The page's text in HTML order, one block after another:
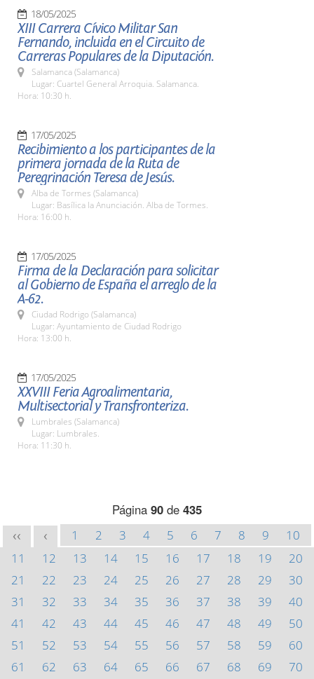
18/05/2025
XIII Carrera Cívico Militar San
Fernando, incluida en el Circuito de
Carreras Populares de la Diputación.
Salamanca (Salamanca)
Lugar: Cuartel General Arroquia. Salamanca.
Hora: 10:30 h.
17/05/2025
Recibimiento a los participantes de la
primera jornada de la Ruta de
Peregrinación Teresa de Jesús.
Alba de Tormes (Salamanca)
Lugar: Basílica la Anunciación. Alba de Tormes.
Hora: 16:00 h.
17/05/2025
Firma de la Declaración para solicitar
al Gobierno de España el arreglo de la
A-62.
Ciudad Rodrigo (Salamanca)
Lugar: Ayuntamiento de Ciudad Rodrigo
Hora: 13:00 h.
17/05/2025
XXVIII Feria Agroalimentaria,
Multisectorial y Transfronteriza.
Lumbrales (Salamanca)
Lugar: Lumbrales.
Hora: 11:30 h.
Página 90 de 435
<< < 1 2 3 4 5 6 7 8 9
10
11
12 13 14 15 16 17 18 19
20
21
22 23 24 25 26 27 28 29
30
31
32 33 34 35 36 37 38 39
40
41
42 43 44 45 46 47 48 49
50
51
52 53 54 55 56 57 58 59
60
61
62 63 64 65 66 67 68 69
70